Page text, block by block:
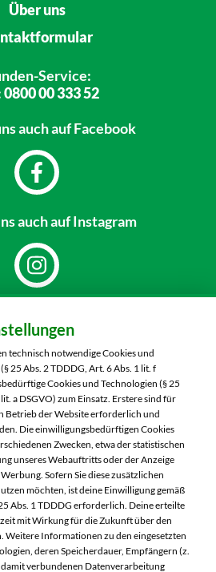
Über uns
Service:
0800 00 333 52
auch auf Facebook
auch auf Instagram
Nobitz
Straße 29
Nobitz
03447 51260
ändern
diese Woche:
07:00 – 20:00 Uhr
07:00 – 20:00 Uhr
07:00 – 20:00 Uhr
07:00 – 20:00 Uhr
technisch notwendige Cookies und
25 Abs. 2 TDDDG, Art. 6 Abs. 1 lit. f
Cookies und Technologien (§ 25
a DSGVO) zum Einsatz. Erstere sind für
Betrieb der Website erforderlich und
Die einwilligungsbedürftigen Cookies
Zwecken, etwa der statistischen
unseres Webauftritts oder der Anzeige
Sofern Sie diese zusätzlichen
möchten, ist deine Einwilligung gemäß
Abs. 1 TDDDG erforderlich. Deine erteilte
mit Wirkung für die Zukunft über den
Informationen zu den eingesetzten
deren Speicherdauer, Empfängern (z.
verbundenen Datenverarbeitung